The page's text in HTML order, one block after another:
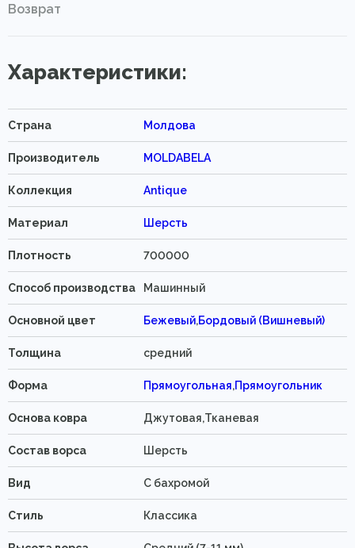
Возврат
Характеристики:
Страна Молдова
Производитель MOLDABELA
Коллекция Antique
Материал Шерсть
Плотность 700000
Способ производства Машинный
Основной цвет Бежевый,Бордовый (Вишневый)
Толщина средний
Форма Прямоугольная,Прямоугольник
Основа ковра Джутовая,Тканевая
Состав ворса Шерсть
Вид C бахромой
Стиль Классика